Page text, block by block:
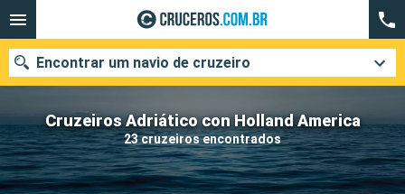
Cruzeiros Adriático con Holland America
23 cruzeiros encontrados
Encontrar um navio de cruzeiro
Quando ir?